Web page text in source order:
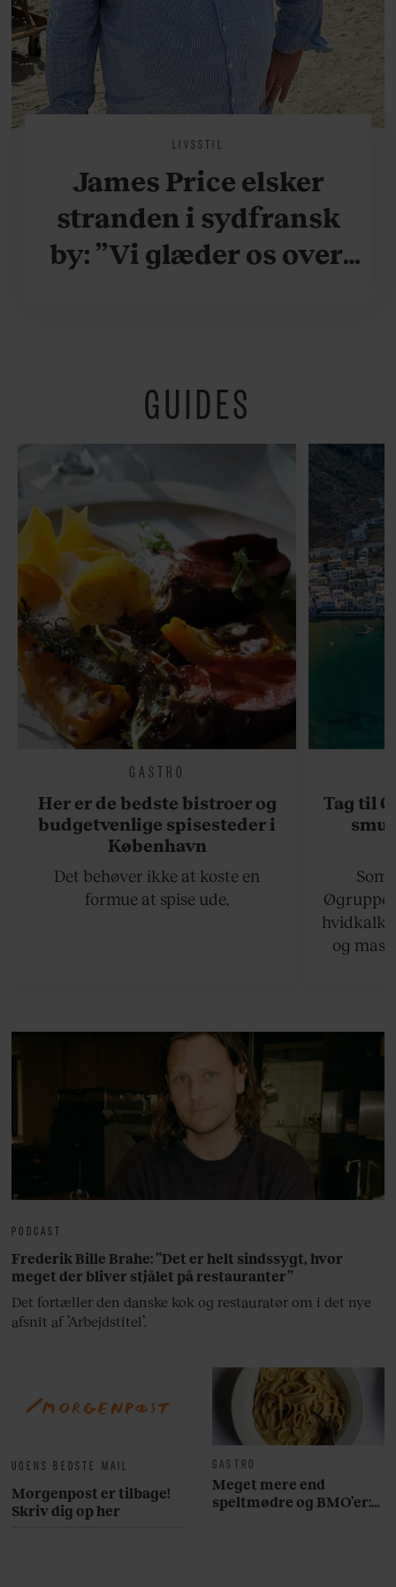
LIVSSTIL
James Price elsker
stranden i sydfransk
by: ”Vi glæder os over,
fredeligt”
GUIDES
GASTRO
Her er de bedste bistroer og
budgetvenlige spisesteder i
København
Det behøver ikke at koste en
formue at spise ude.
Tag til
og
UGENS BEDSTE MAIL
Morgenpost er tilbage!
Skriv dig op her
GASTRO
Meget mere end
speltmødre og BMO’er:
PODCAST
Frederik Bille Brahe: ”Det er helt sindssygt, hvor
meget der bliver stjålet på restauranter”
Det fortæller den danske kok og restauratør om i det nye
afsnit af ’Arbejdstitel’.